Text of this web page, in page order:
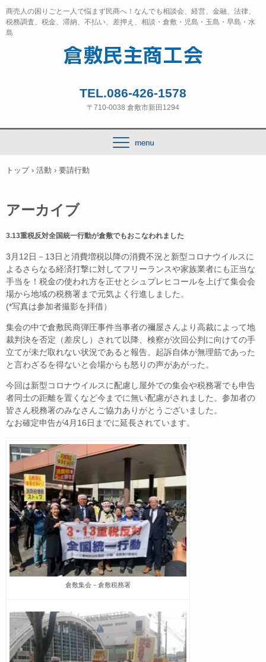
商売人の困りごと一人で悩まず民商へ！なんでも相談会、経営、金融、法律、
税務調査、税金、滞納、不払い、差押え、相談・倉敷・児島・玉島・早島・水
島
TEL.086-426-1578
〒710-0038 倉敷市新田1294
トップ › 活動 › 要請行動
アーカイブ
3.13重税反対全国統一行動が倉敷でもおこなわれました
3月12日－13日と消費増税以降の消費不況と新型コロナウイルスに
よるさらなる経済打撃に対してフリーランスや家族業者にも正当な
手当を！税金の使われ方を正せとシュプレヒコールを上げて集会会
場から地域の税務署まで元気よく行進しました。
(*写真は参加者撮影を拝借）
集会の中で倉敷民商弾圧事件当事者の禰屋さんより高裁によって地
裁判決を否定（差戻し）されて以降、検察が次回公判に向けての手
立てが未だ取れない状況であると報告。起訴自体が無理筋であった
と言わざるを得ないと会場からも怒りの声があがった。
今回は新型コロナウイルスに配慮し屋外での集会や税務署でも申告
者同士の距離を置くなど今までに無い配慮がされました。参加者の
皆さん税務署のみなさんご協力ありがとうございました。
なお確定申告が4月16日までに延長されています。
倉敷集会－倉敷税務署